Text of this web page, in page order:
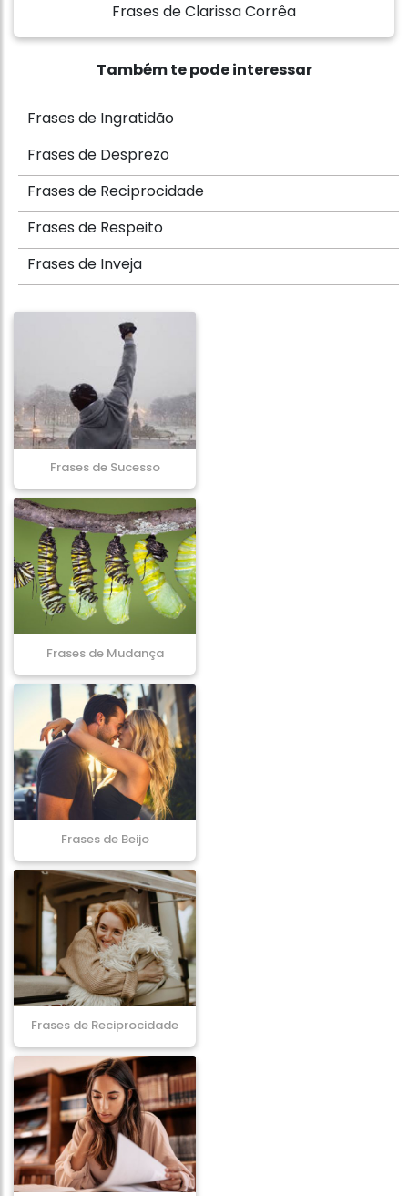
Frases de Clarissa Corrêa
Também te pode interessar
Frases de Ingratidão
Frases de Desprezo
Frases de Reciprocidade
Frases de Respeito
Frases de Inveja
Frases de Sucesso
Frases de Mudança
Frases de Beijo
Frases de Reciprocidade